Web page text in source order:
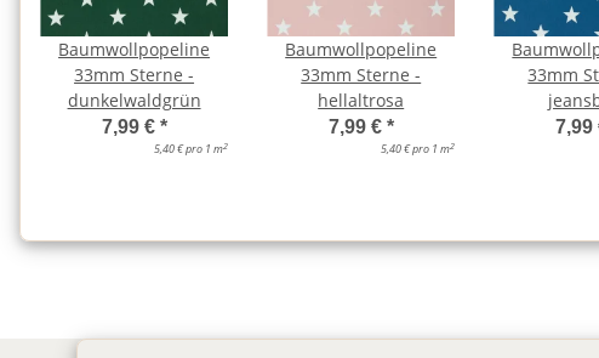
Baumwollpopeline
33mm Sterne -
dunkelwaldgrün
7,99 € *
5,40 € pro 1 m2
Baumwollpopeline
33mm Sterne -
hellaltrosa
7,99 € *
5,40 € pro 1 m2
33mm
7,99